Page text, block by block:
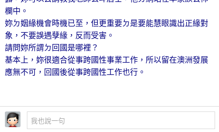
欄中。
妳ㄉ姻緣機會時機已至，但更重要ㄉ是要能慧眼識出正緣對
象，不要誤遇孽緣，反而受害。
請問妳所謂ㄉ回國是哪裡？
基本上，妳很適合從事跨國性事業工作，所以留在澳洲發展
應無不可，回國後從事跨國性工作也行。